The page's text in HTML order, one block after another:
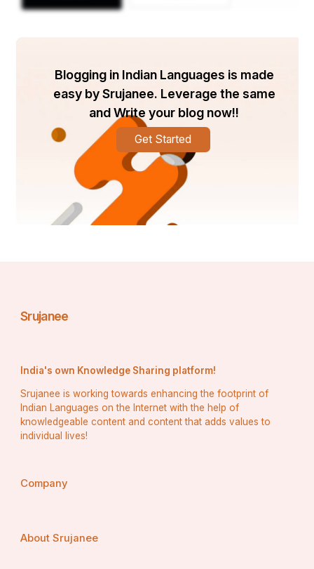
ସଂସ୍କୃତି କୁ ବଜାୟ ରଖିବାରେ ଏକ ଦୃଢ, ଉପଯୋଗୀ ଜଳବାଯୁର
୨୦୨୪ ପାଇଁ ଥିମ୍ ହେଉଛି “ମାନବ ଏବଂ ଉଦ୍ଭିଦ ଜଗତକୁ
ସଂଯୋଗୀକରଣ; ବନ୍ୟଜନ୍ତୁ ସଂରକ୍ଷଣରେ ଅଭିନବ ଡିଜିଟାଲ୍
ଅନ୍ୱେଷଣ |
"ପୃଥିବୀ ଆମର ନୁହେଁ; ଆମେ ପୃଥିବୀର ଅଟୁ।"
Blogging in Indian Languages is made
easy by Srujanee. Leverage the same
and Write your blog now!!
Get Started
Srujanee
India's own Knowledge Sharing platform!
Srujanee is working towards enhancing the footprint of
Indian Languages on the Internet with the help of
knowledgeable content and content that adds values to
individual lives!
Company
About Srujanee